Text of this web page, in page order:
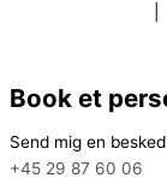
Book et
Send mig en
+45 29 87 60 06